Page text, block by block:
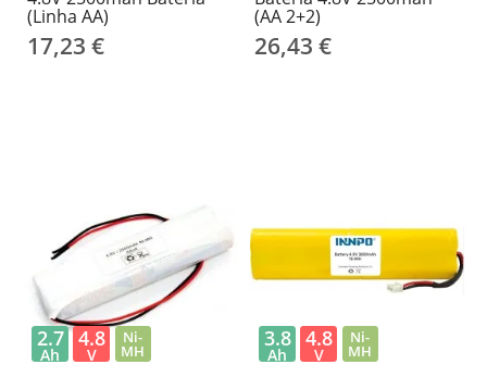
(linha AA)
17,23 €
(AA 2+2)
26,43 €
2.7
Ah
4.8
V
Ni-
MH 3.8
Ah
4.8
V
Ni-
MH